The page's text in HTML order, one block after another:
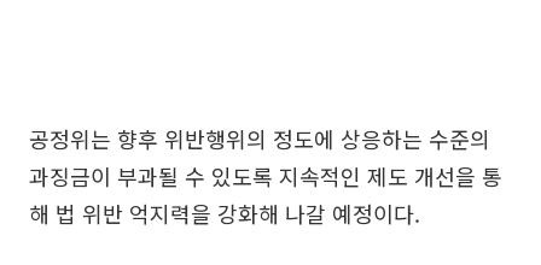
공정위는 향후 위반행위의 정도에 상응하는 수준의
과징금이 부과될 수 있도록 지속적인 제도 개선을 통
해 법 위반 억지력을 강화해 나갈 예정이다.